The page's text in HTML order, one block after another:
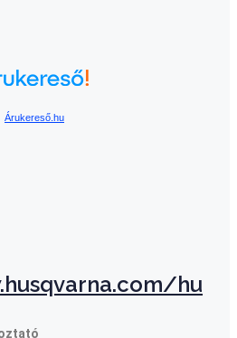
Árukereső.hu
hu